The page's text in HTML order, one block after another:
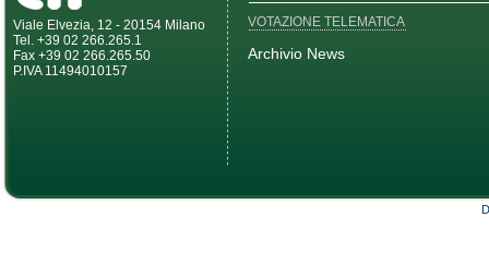
Viale Elvezia, 12 - 20154 Milano
Tel. +39 02 266.265.1
Fax +39 02 266.265.50
P.IVA 11494010157
VOTAZIONE TELEMATICA
Archivio News